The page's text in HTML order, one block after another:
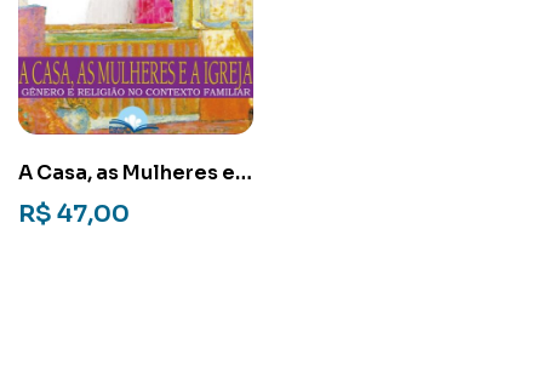
A Casa, as Mulheres e a
Igreja: Gênero e
religião no contexto
R$ 47,00